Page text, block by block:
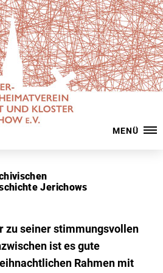
MENÜ
Jerichows
zu seiner stimmungsvollen
ist es gute
Rahmen mit